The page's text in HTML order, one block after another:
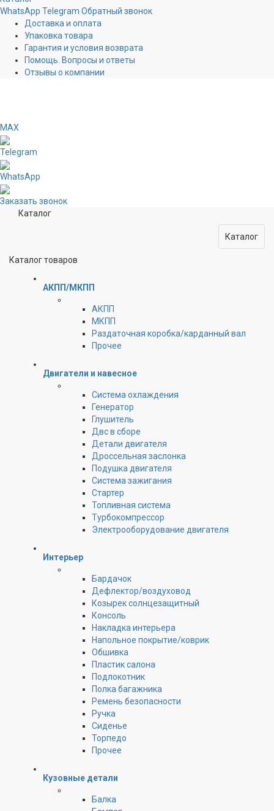
WhatsApp Telegram Обратный звонок
Доставка и оплата
Упаковка товара
Гарантия и условия возврата
Помощь. Вопросы и ответы
Отзывы о компании
MAX
Telegram
WhatsApp
Заказать звонок
Каталог
Каталог
Каталог товаров
АКПП/МКПП
АКПП
МКПП
Раздаточная коробка/карданный вал
Прочее
Двигатели и навесное
Cистема охлаждения
Генератор
Глушитель
Двс в сборе
Детали двигателя
Дроссельная заслонка
Подушка двигателя
Система зажигания
Стартер
Топливная система
Турбокомпрессор
Электрооборудование двигателя
Интерьер
Бардачок
Дефлектор/воздуховод
Козырек солнцезащитный
Консоль
Накладка интерьера
Напольное покрытие/коврик
Обшивка
Пластик салона
Подлокотник
Полка багажника
Ремень безопасности
Ручка
Сиденье
Торпедо
Прочее
Кузовные детали
Балка